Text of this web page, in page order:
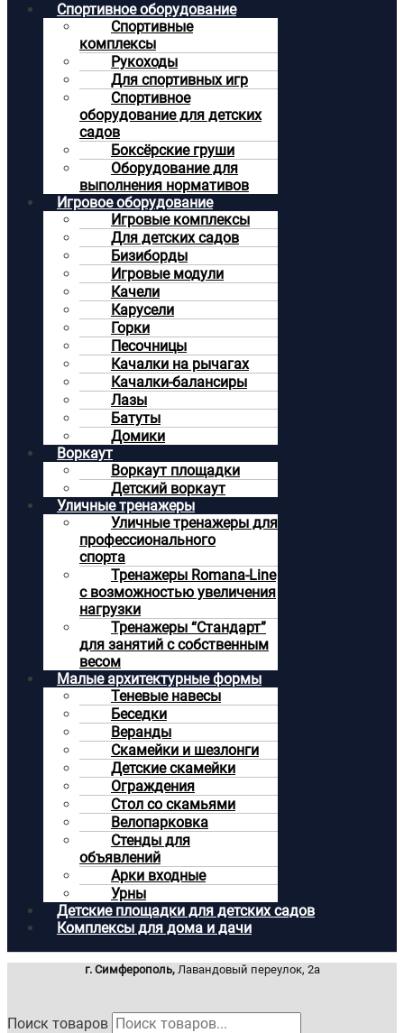
Спортивное оборудование
Спортивные
комплексы
Рукоходы
Для спортивных игр
Спортивное
оборудование для детских
садов
Боксёрские груши
Оборудование для
выполнения нормативов
Игровое оборудование
Игровые комплексы
Для детских садов
Бизиборды
Игровые модули
Качели
Карусели
Горки
Песочницы
Качалки на рычагах
Качалки-балансиры
Лазы
Батуты
Домики
Воркаут
Воркаут площадки
Детский воркаут
Уличные тренажеры
Уличные тренажеры для
профессионального
спорта
Тренажеры Romana-Line
с возможностью увеличения
нагрузки
Тренажеры “Стандарт”
для занятий с собственным
весом
Малые архитектурные формы
Теневые навесы
Беседки
Веранды
Скамейки и шезлонги
Детские скамейки
Ограждения
Стол со скамьями
Велопарковка
Стенды для
объявлений
Арки входные
Урны
Детские площадки для детских садов
Комплексы для дома и дачи
г. Симферополь,Лавандовый переулок, 2а
Поиск товаров